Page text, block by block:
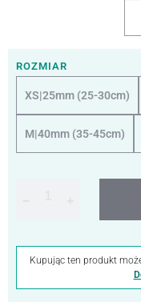
ROZMIAR
XS|25mm (25-30cm)
M|40mm (35-45cm)
Kupując ten produkt